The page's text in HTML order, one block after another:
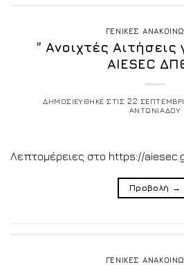
ΓΕΝΙΚΕΣ
” Ανοιχτές Αιτήσεις
AIESEC
ΔΗΜΟΣΙΕΥΘΗΚΕ ΣΤΙΣ22
ΑΝΤΩΝΙΑΔΟΥ
Λεπτομέρειες στο https://
Προβολή →
ΓΕΝΙΚΕΣ